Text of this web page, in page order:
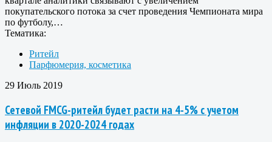
покупательского потока за счет проведения Чемпионата мира
по футболу,…
Тематика:
Ритейл
Парфюмерия, косметика
29 Июль 2019
Сетевой FMCG-ритейл будет расти на 4-5% с учетом
инфляции в 2020-2024 годах